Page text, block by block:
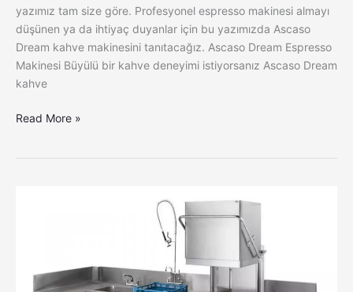
yazımız tam size göre. Profesyonel espresso makinesi almayı
düşünen ya da ihtiyaç duyanlar için bu yazımızda Ascaso
Dream kahve makinesini tanıtacağız. Ascaso Dream Espresso
Makinesi Büyülü bir kahve deneyimi istiyorsanız Ascaso Dream
kahve
Read More »